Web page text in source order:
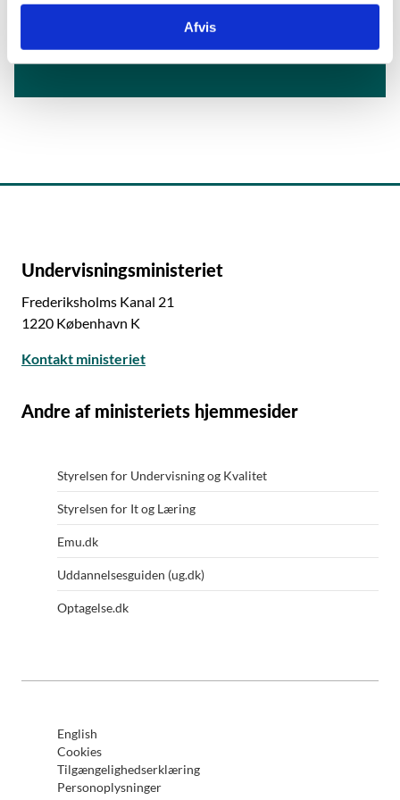
Afvis
Tirsdag og torsdag klokken 9-12.
Undervisningsministeriet
Frederiksholms Kanal 21
1220 København K
Kontakt ministeriet
Andre af ministeriets hjemmesider
Styrelsen for Undervisning og Kvalitet
Styrelsen for It og Læring
Emu.dk
Uddannelsesguiden (ug.dk)
Optagelse.dk
English
Cookies
Tilgængelighedserklæring
Personoplysninger